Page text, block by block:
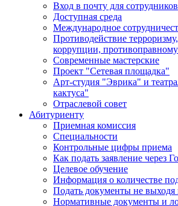
Вход в почту для сотрудников
Доступная среда
Международное
Противодействие
коррупции,
Современные мастерские
Проект "Сетевая площадка"
Арт-студия "Эврика" и
кактуса"
Отраслевой совет
Абитуриенту
Приемная комиссия
Специальности
Контрольные цифры приема
Как подать заявление через
Целевое обучение
Информация о количестве
Подать документы не выходя
Нормативные документы и